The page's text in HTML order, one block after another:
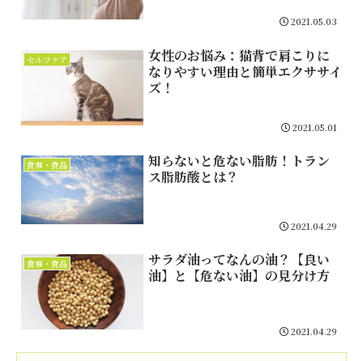
2021.05.03
セルフケア
女性のお悩み：猫背で肩こりに
なりやすい理由と簡単エクササイ
ズ！
2021.05.01
食事・食品
知らないと危ない脂肪！トラン
ス脂肪酸とは？
2021.04.29
食事・食品
サラダ油ってなんの油？【良い
油】と【危ない油】の見分け方
2021.04.29